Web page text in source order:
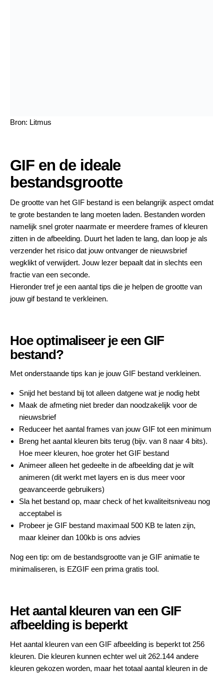
Bron: Litmus
GIF en de ideale
bestandsgrootte
De grootte van het GIF bestand is een belangrijk aspect omdat
te grote bestanden te lang moeten laden. Bestanden worden
namelijk snel groter naarmate er meerdere frames of kleuren
zitten in de afbeelding. Duurt het laden te lang, dan loop je als
verzender het risico dat jouw ontvanger de nieuwsbrief
wegklikt of verwijdert. Jouw lezer bepaalt dat in slechts een
fractie van een seconde.
Hieronder tref je een aantal tips die je helpen de grootte van
jouw gif bestand te verkleinen.
Hoe optimaliseer je een GIF
bestand?
Met onderstaande tips kan je jouw GIF bestand verkleinen.
Snijd het bestand bij tot alleen datgene wat je nodig hebt
Maak de afmeting niet breder dan noodzakelijk voor de
nieuwsbrief
Reduceer het aantal frames van jouw GIF tot een minimum
Breng het aantal kleuren bits terug (bijv. van 8 naar 4 bits).
Hoe meer kleuren, hoe groter het GIF bestand
Animeer alleen het gedeelte in de afbeelding dat je wilt
animeren (dit werkt met layers en is dus meer voor
geavanceerde gebruikers)
Sla het bestand op, maar check of het kwaliteitsniveau nog
acceptabel is
Probeer je GIF bestand maximaal 500 KB te laten zijn,
maar kleiner dan 100kb is ons advies
Nog een tip: om de bestandsgrootte van je GIF animatie te
minimaliseren, is EZGIF een prima gratis tool.
Het aantal kleuren van een GIF
afbeelding is beperkt
Het aantal kleuren van een GIF afbeelding is beperkt tot 256
kleuren. Die kleuren kunnen echter wel uit 262.144 andere
kleuren gekozen worden, maar het totaal aantal kleuren in de